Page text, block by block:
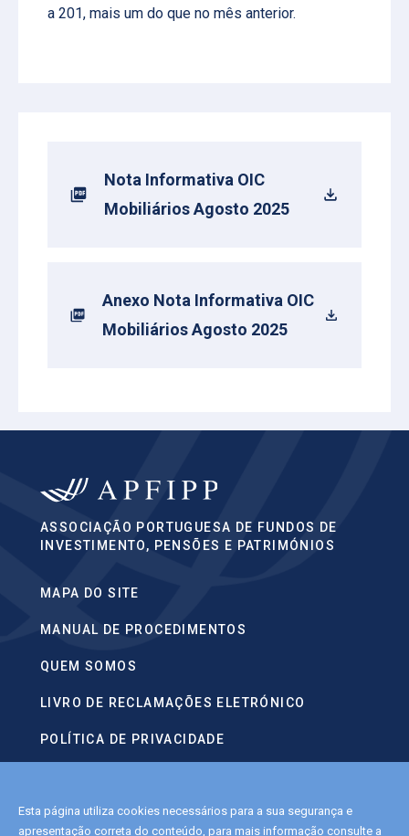
a 201, mais um do que no mês anterior.
Nota Informativa OIC
Mobiliários Agosto 2025
Anexo Nota Informativa OIC
Mobiliários Agosto 2025
Esta página utiliza cookies necessários para a sua segurança e
apresentação correta do conteúdo, para mais informação consulte a
ASSOCIAÇÃO PORTUGUESA DE FUNDOS DE
INVESTIMENTO, PENSÕES E PATRIMÓNIOS
MAPA DO SITE
MANUAL DE PROCEDIMENTOS
QUEM SOMOS
LIVRO DE RECLAMAÇÕES ELETRÓNICO
POLÍTICA DE PRIVACIDADE
POLÍTICA DE COOKIES